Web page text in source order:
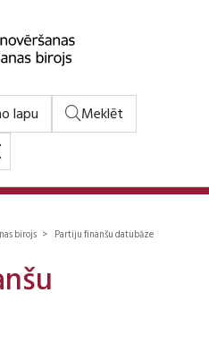
lapu
Meklēt
birojs > Partiju finanšu datubāze